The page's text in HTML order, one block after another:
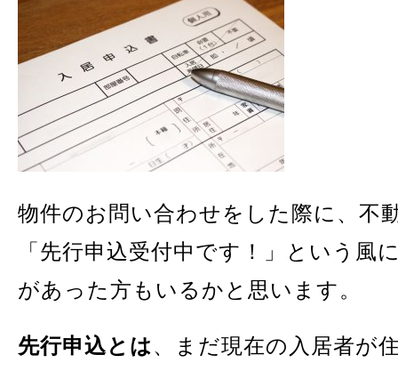
物件のお問い合わせをした際に、不
「先行申込受付中です！」という風
があった方もいるかと思います。
先行申込とは、まだ現在の入居者が